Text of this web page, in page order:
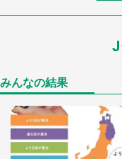
「孫にあ
「ゾワゾ
グっちゃ
みんなの結果